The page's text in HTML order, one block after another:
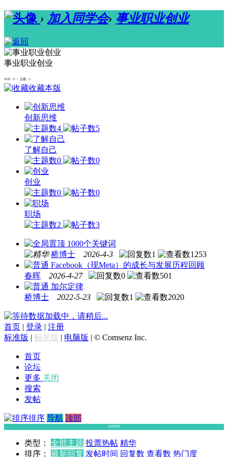
› 加入同学会› 事业职业创业
事业职业创业
今日：0 / 主题：2
收藏本版
创新思维
4
5
了解自己
0
0
创业
0
0
职场
2
3
1000个关键词
桥博士
2026-4-3 1
1253
Facebook（现Meta）的成长与发展历程回顾
春晖
2026-4-27 0
501
加尔定律
桥博士
2022-5-23 1 2020
数据加载中，请稍后...
首页 | 登录 | 注册
标准版 | 触屏版 | 电脑版 | © Comsenz Inc.
首页
论坛
更多 关闭
搜索
发帖
排序 导航 顶部
列表排序
类型： 全部主题 投票热帖 精华
排序：
最新回复 发帖时间 回复数 查看数 热门度